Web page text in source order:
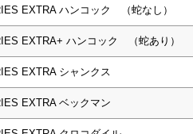
EXTRA ハンコック （蛇なし）
EXTRA+ ハンコック （蛇あり）
EXTRA シャンクス
EXTRA ベックマン